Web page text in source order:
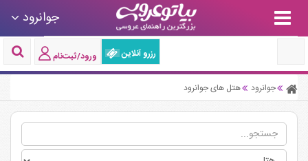
جوانرود
رزرو آنلاین ورود/ثبت‌نام
جوانرود هتل های جوانرود